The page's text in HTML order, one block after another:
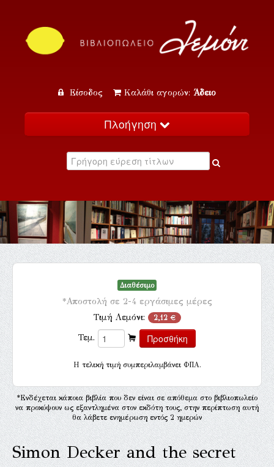
Είσοδος Καλάθι αγορών: Άδειο
Πλοήγηση
Κατάλογος
Εκδηλώσεις
Επικοινωνία
Διαθέσιμο
*Αποστολή σε 2-4 εργάσιμες μέρες
Τιμή Λεμόνι: 2,12 €
Τεμ.
H τελική τιμή συμπεριλαμβάνει ΦΠΑ.
*Ενδέχεται κάποια βιβλία που δεν είναι σε απόθεμα στο βιβλιοπωλείο
να προκύψουν ως εξαντλημένα στον εκδότη τους, στην περίπτωση αυτή
θα λάβετε ενημέρωση εντός 2 ημερών
Simon Decker and the secret